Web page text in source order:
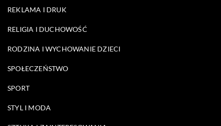
REKLAMA I DRUK
RELIGIA I DUCHOWOŚĆ
RODZINA I WYCHOWANIE DZIECI
SPOŁECZEŃSTWO
SPORT
STYL I MODA